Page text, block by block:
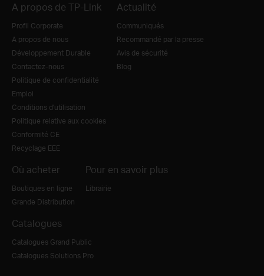
A propos de TP-Link
Profil Corporate
A propos de nous
Développement Durable
Contactez-nous
Politique de confidentialité
Emploi
Conditions d'utilisation
Politique relative aux cookies
Conformité CE
Recyclage EEE
Actualité
Communiqués
Recommandé par la presse
Avis de sécurité
Blog
Où acheter
Boutiques en ligne
Grande Distribution
Pour en savoir plus
Librairie
Catalogues
Catalogues Grand Public
Catalogues Solutions Pro